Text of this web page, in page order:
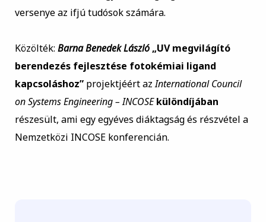
versenye az ifjú tudósok számára.
Közölték: Barna Benedek László „UV megvilágító
berendezés fejlesztése fotokémiai ligand
kapcsoláshoz” projektjéért azInternational Council
on Systems Engineering – INCOSE különdíjában
részesült, ami egy egyéves diáktagság és részvétel a
Nemzetközi INCOSE konferencián.